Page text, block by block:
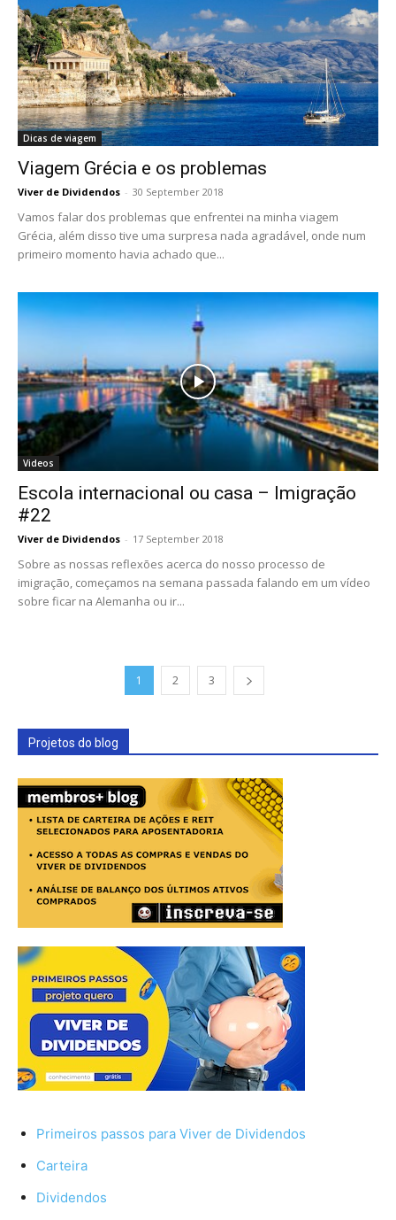
Dicas de viagem
Viagem Grécia e os problemas
Viver de Dividendos - 30 September 2018
Vamos falar dos problemas que enfrentei na minha viagem
Grécia, além disso tive uma surpresa nada agradável, onde num
primeiro momento havia achado que...
Videos
Escola internacional ou casa – Imigração
#22
Viver de Dividendos - 17 September 2018
Sobre as nossas reflexões acerca do nosso processo de
imigração, começamos na semana passada falando em um vídeo
sobre ficar na Alemanha ou ir...
1 2 3
Projetos do blog
Primeiros passos para Viver de Dividendos
Carteira
Dividendos